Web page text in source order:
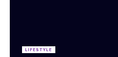
LIFESTYLE